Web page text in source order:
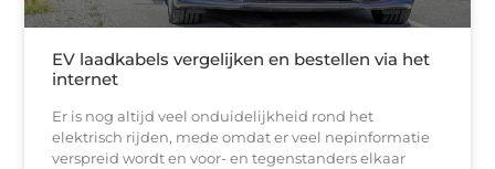
EV laadkabels vergelijken en bestellen via het
internet
Er is nog altijd veel onduidelijkheid rond het
elektrisch rijden, mede omdat er veel nepinformatie
verspreid wordt en voor- en tegenstanders elkaar